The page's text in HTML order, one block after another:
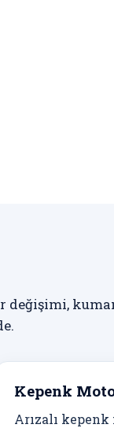
Kepenk
Arızalı